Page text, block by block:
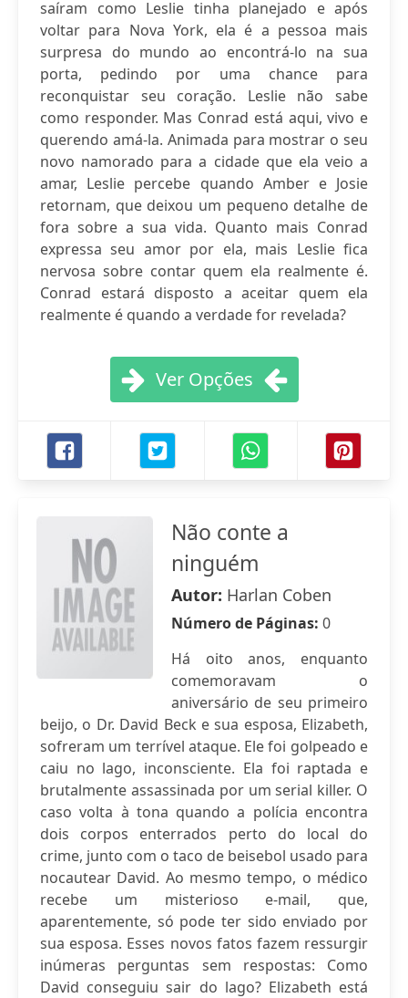
saíram como Leslie tinha planejado e após
voltar para Nova York, ela é a pessoa mais
surpresa do mundo ao encontrá-lo na sua
porta, pedindo por uma chance para
reconquistar seu coração. Leslie não sabe
como responder. Mas Conrad está aqui, vivo e
querendo amá-la. Animada para mostrar o seu
novo namorado para a cidade que ela veio a
amar, Leslie percebe quando Amber e Josie
retornam, que deixou um pequeno detalhe de
fora sobre a sua vida. Quanto mais Conrad
expressa seu amor por ela, mais Leslie fica
nervosa sobre contar quem ela realmente é.
Conrad estará disposto a aceitar quem ela
realmente é quando a verdade for revelada?
Ver Opções
Não conte a
ninguém
Autor: Harlan Coben
Número de Páginas: 0
Há oito anos, enquanto
comemoravam o
aniversário de seu primeiro
beijo, o Dr. David Beck e sua esposa, Elizabeth,
sofreram um terrível ataque. Ele foi golpeado e
caiu no lago, inconsciente. Ela foi raptada e
brutalmente assassinada por um serial killer. O
caso volta à tona quando a polícia encontra
dois corpos enterrados perto do local do
crime, junto com o taco de beisebol usado para
nocautear David. Ao mesmo tempo, o médico
recebe um misterioso e-mail, que,
aparentemente, só pode ter sido enviado por
sua esposa. Esses novos fatos fazem ressurgir
inúmeras perguntas sem respostas: Como
David conseguiu sair do lago? Elizabeth está